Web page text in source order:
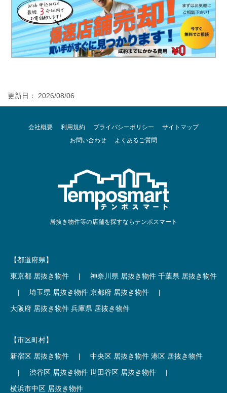
更新日： 2026/08/06
会社概要 利用規約 プライバシーポリシー
サイトマップ
お問い合わせ
よくあるご質問
居抜き物件等の店舗を探すならテンポスマート
【都道府県】
東京都 居抜き物件
| 神奈川県 居抜き物件 千葉県 居抜き物件
|
埼玉県 居抜き物件 京都府 居抜き物件
|
大阪府 居抜き物件 兵庫県 居抜き物件
【市区町村】
新宿区 居抜き物件
| 中央区 居抜き物件 港区 居抜き物件
|
渋谷区 居抜き物件 世田谷区 居抜き物件
|
横浜市中区 居抜き物件